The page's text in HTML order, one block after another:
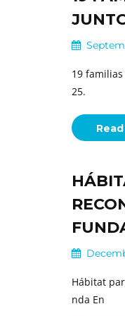
19
25.
Hábitat
nda En